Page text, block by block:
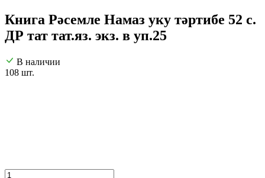
Книга Рәсемле Намаз уку тәртибе 52 с.
ДР тат тат.яз. экз. в уп.25
В наличии
108 шт.